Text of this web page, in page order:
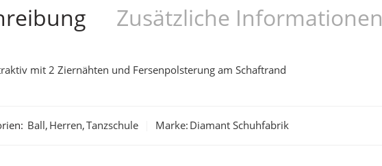
Zusätzliche Informationen
mit 2 Ziernähten und Fersenpolsterung am Schaftrand
Ball , Herren,Tanzschule Marke: Diamant Schuhfabrik